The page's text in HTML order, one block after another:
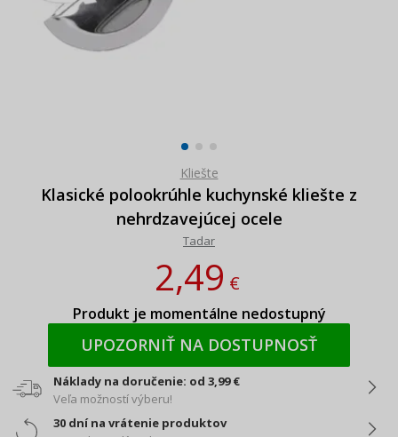
Kliešte
Klasické polookrúhle kuchynské kliešte z
nehrdzavejúcej ocele
Tadar
2,49€
Produkt je momentálne nedostupný
UPOZORNIŤ NA DOSTUPNOSŤ
Náklady na doručenie: od 3,99 €
Veľa možností výberu!
30 dní na vrátenie produktov